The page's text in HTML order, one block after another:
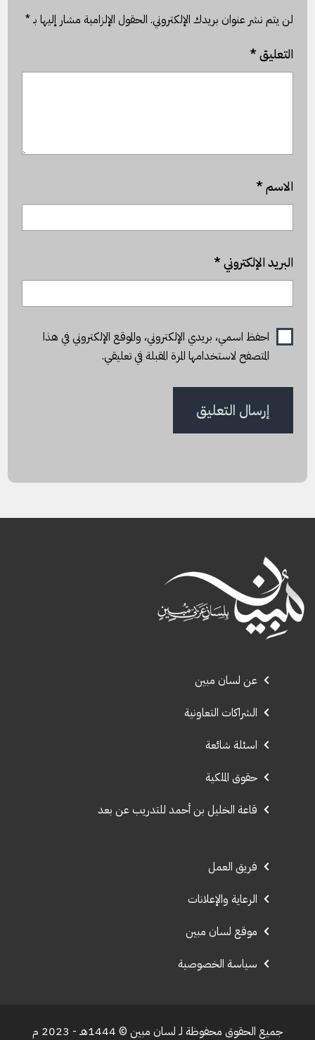
لن يتم نشر عنوان بريدك الإلكتروني. الحقول الإلزامية مشار إليها بـ*
التعليق*
الاسم*
البريد الإلكتروني*
احفظ اسمي، بريدي الإلكتروني، والموقع الإلكتروني في هذا
المتصفح لاستخدامها المرة المقبلة في تعليقي.
عن لسان مبين
الشراكات التعاونية
اسئلة شائعة
حقوق الملكية
قاعة الخليل بن أحمد للتدريب عن بعد
فريق العمل
الرعاية والإعلانات
موقع لسان مبين
سياسة الخصوصية
جميع الحقوق محفوظة لـ لسان مبين © 1444هـ - 2023 م